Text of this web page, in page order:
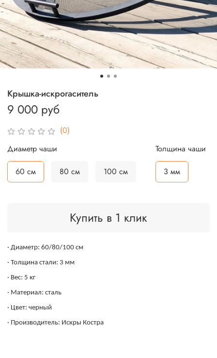
(0)
Крышка-искрогаситель
9 000 руб
Купить в 1 клик
Диаметр чаши
60 см 80 см 100 см
Толщина чаши
3 мм
· Диаметр: 60/80/100 см
· Толщина стали: 3 мм
· Вес: 5 кг
· Материал: сталь
· Цвет: черный
· Производитель: Искры Костра